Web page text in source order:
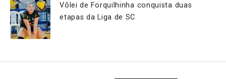
Vôlei de Forquilhinha conquista duas
etapas da Liga de SC